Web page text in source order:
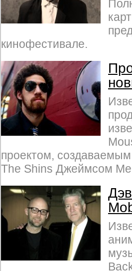
кинофестивале.
проектом,
The Shins Джеймсом Ме